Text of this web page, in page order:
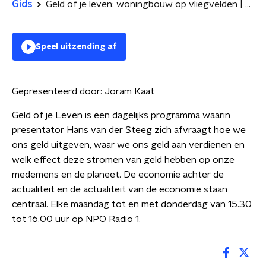
Gids Geld of je leven: woningbouw op vliegvelden | financiële keuzes in verkiezingsprogramma's
Speel uitzending af
Gepresenteerd door: Joram Kaat
Geld of je Leven is een dagelijks programma waarin
presentator Hans van der Steeg zich afvraagt hoe we
ons geld uitgeven, waar we ons geld aan verdienen en
welk effect deze stromen van geld hebben op onze
medemens en de planeet. De economie achter de
actualiteit en de actualiteit van de economie staan
centraal. Elke maandag tot en met donderdag van 15.30
tot 16.00 uur op NPO Radio 1.